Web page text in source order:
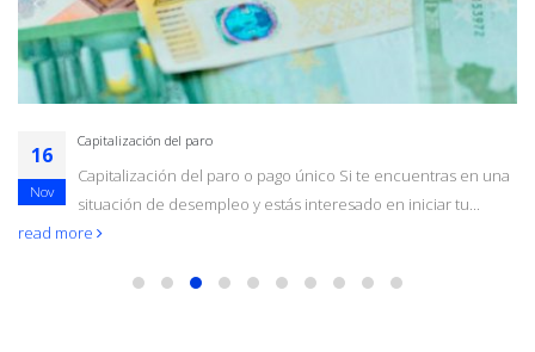
16
Nov
Capitalización del paro
Capitalización del paro o pago único Si te encuentras en una
situación de desempleo y estás interesado en iniciar tu...
read more